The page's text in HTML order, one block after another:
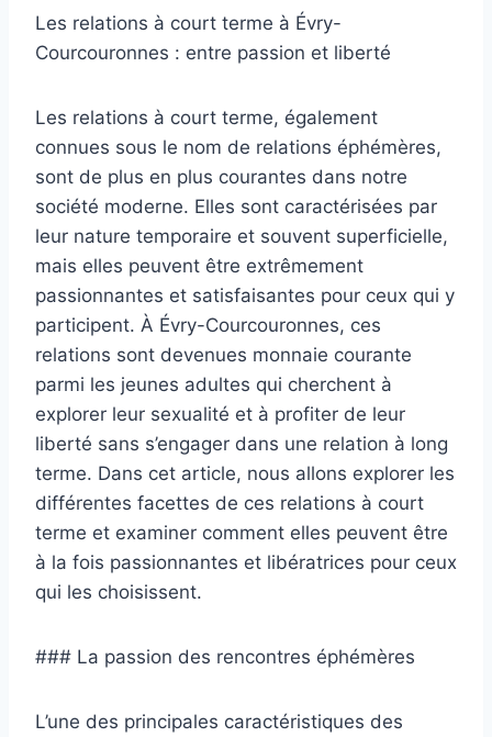
Les relations à court terme à Évry-
Courcouronnes : entre passion et liberté
Les relations à court terme, également
connues sous le nom de relations éphémères,
sont de plus en plus courantes dans notre
société moderne. Elles sont caractérisées par
leur nature temporaire et souvent superficielle,
mais elles peuvent être extrêmement
passionnantes et satisfaisantes pour ceux qui y
participent. À Évry-Courcouronnes, ces
relations sont devenues monnaie courante
parmi les jeunes adultes qui cherchent à
explorer leur sexualité et à profiter de leur
liberté sans s’engager dans une relation à long
terme. Dans cet article, nous allons explorer les
différentes facettes de ces relations à court
terme et examiner comment elles peuvent être
à la fois passionnantes et libératrices pour ceux
qui les choisissent.
### La passion des rencontres éphémères
L’une des principales caractéristiques des